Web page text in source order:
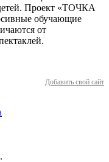
Проект «ТОЧКА
обучающие
от
Добавить свой сайт